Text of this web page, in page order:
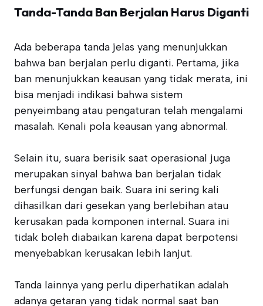
Tanda-Tanda Ban Berjalan Harus Diganti
Ada beberapa tanda jelas yang menunjukkan
bahwa ban berjalan perlu diganti. Pertama, jika
ban menunjukkan keausan yang tidak merata, ini
bisa menjadi indikasi bahwa sistem
penyeimbang atau pengaturan telah mengalami
masalah. Kenali pola keausan yang abnormal.
Selain itu, suara berisik saat operasional juga
merupakan sinyal bahwa ban berjalan tidak
berfungsi dengan baik. Suara ini sering kali
dihasilkan dari gesekan yang berlebihan atau
kerusakan pada komponen internal. Suara ini
tidak boleh diabaikan karena dapat berpotensi
menyebabkan kerusakan lebih lanjut.
Tanda lainnya yang perlu diperhatikan adalah
adanya getaran yang tidak normal saat ban